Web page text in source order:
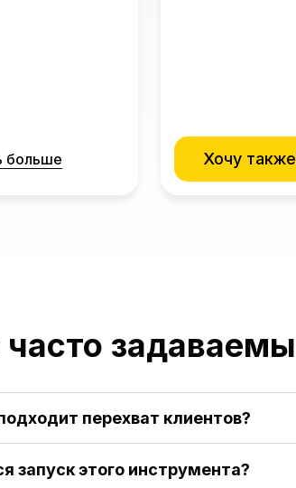
больше Хочу
перехват клиентов?
запуск этого инструмента?